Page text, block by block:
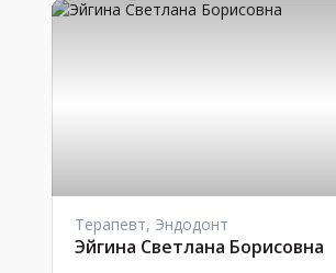
Терапевт, Эндодонт
Эйгина Светлана Борисовна